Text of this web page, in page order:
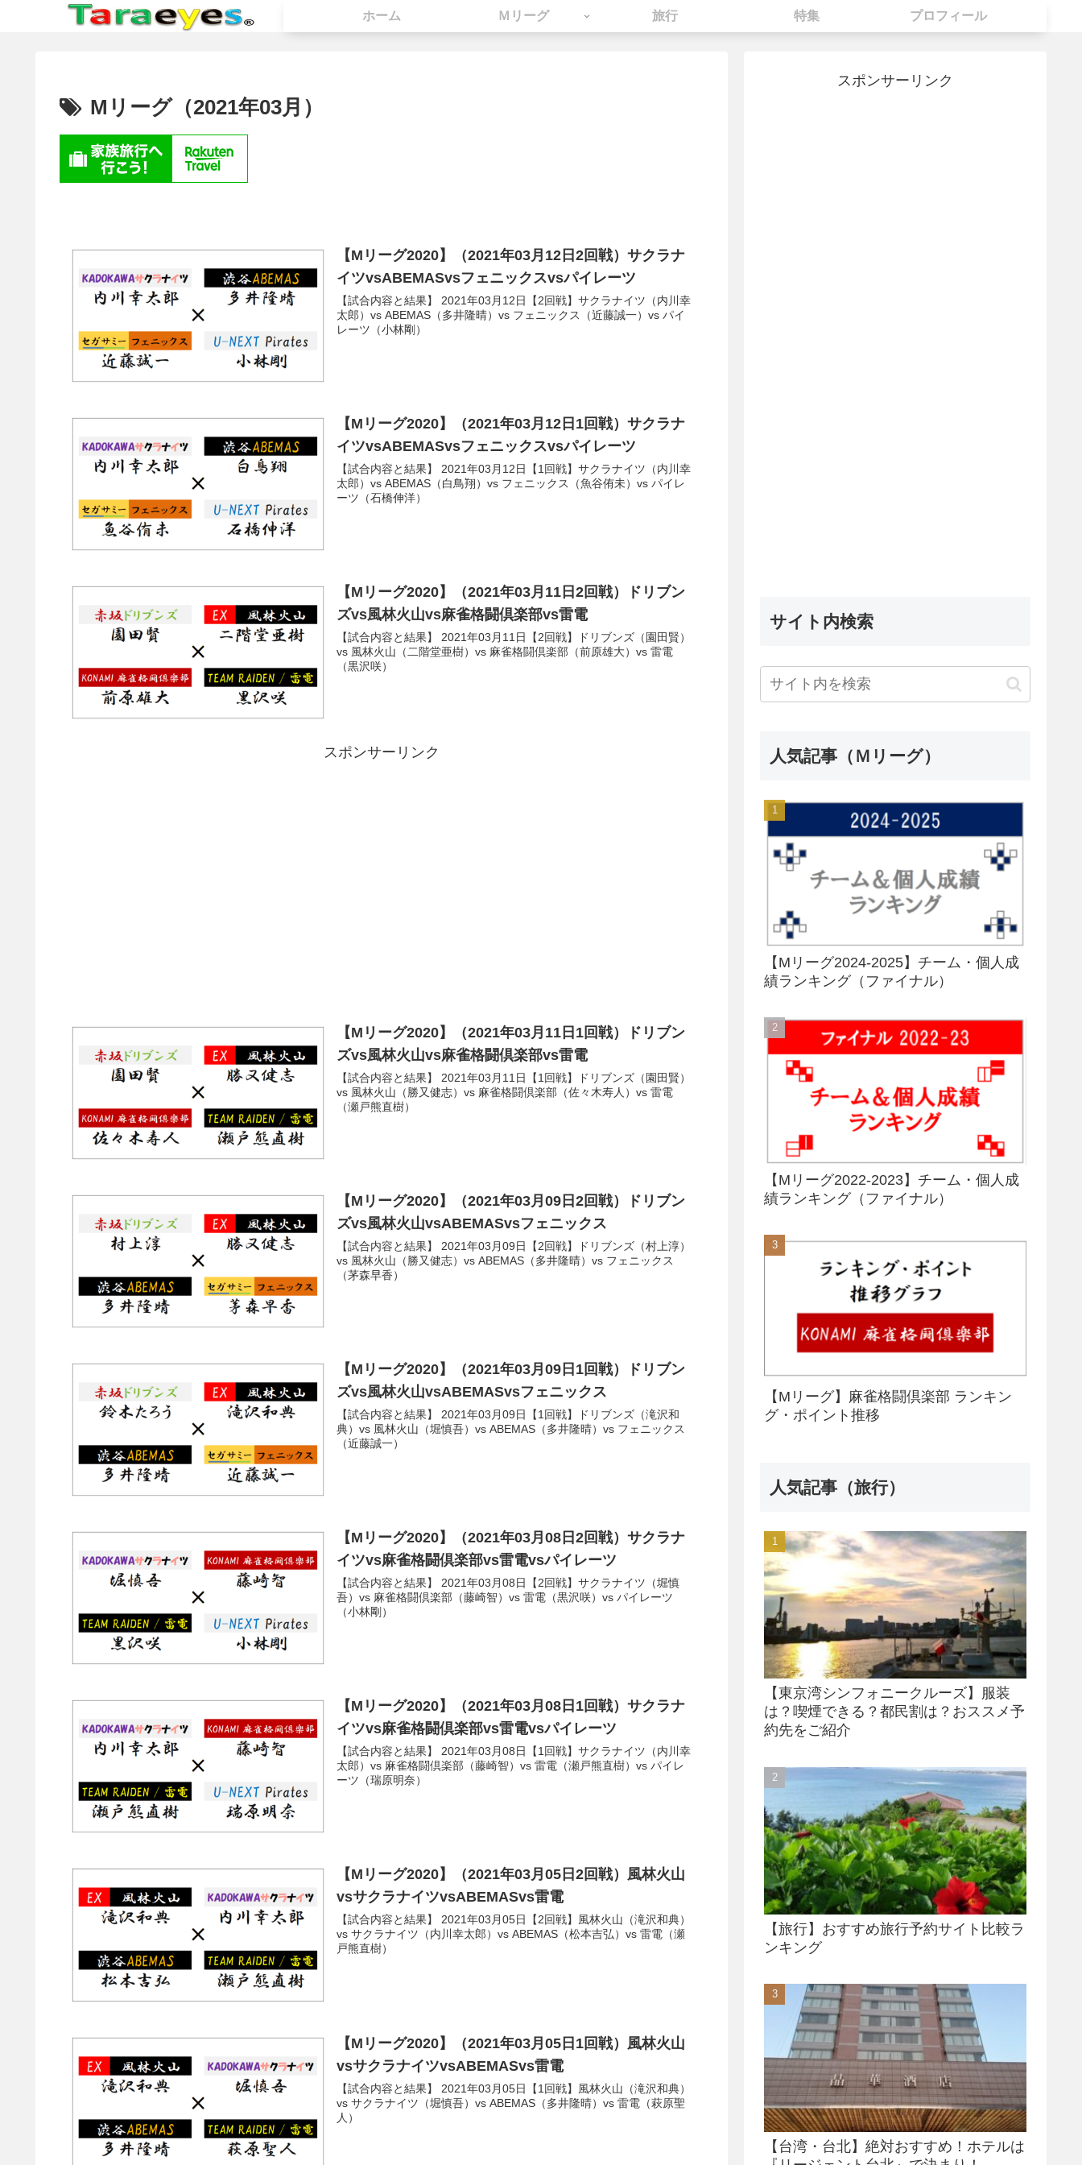
ホーム Ｍリーグ 旅行 特集 プロフィール
Mリーグ（2021年03月）
【Mリーグ2020】（2021年03月12日2回戦）サクラナ
イツvsABEMASvsフェニックスvsパイレーツ
【試合内容と結果】 2021年03月12日【2回戦】サクラナイツ（内川幸
太郎）vs ABEMAS（多井隆晴）vs フェニックス（近藤誠一）vs パイ
レーツ（小林剛）
【Mリーグ2020】（2021年03月12日1回戦）サクラナ
イツvsABEMASvsフェニックスvsパイレーツ
【試合内容と結果】 2021年03月12日【1回戦】サクラナイツ（内川幸
太郎）vs ABEMAS（白鳥翔）vs フェニックス（魚谷侑未）vs パイレ
ーツ（石橋伸洋）
【Mリーグ2020】（2021年03月11日2回戦）ドリブン
ズvs風林火山vs麻雀格闘倶楽部vs雷電
【試合内容と結果】 2021年03月11日【2回戦】ドリブンズ（園田賢）
vs 風林火山（二階堂亜樹）vs 麻雀格闘倶楽部（前原雄大）vs 雷電
（黒沢咲）
スポンサーリンク
【Mリーグ2020】（2021年03月11日1回戦）ドリブン
ズvs風林火山vs麻雀格闘倶楽部vs雷電
【試合内容と結果】 2021年03月11日【1回戦】ドリブンズ（園田賢）
vs 風林火山（勝又健志）vs 麻雀格闘倶楽部（佐々木寿人）vs 雷電
（瀬戸熊直樹）
【Mリーグ2020】（2021年03月09日2回戦）ドリブン
ズvs風林火山vsABEMASvsフェニックス
【試合内容と結果】 2021年03月09日【2回戦】ドリブンズ（村上淳）
vs 風林火山（勝又健志）vs ABEMAS（多井隆晴）vs フェニックス
（茅森早香）
【Mリーグ2020】（2021年03月09日1回戦）ドリブン
ズvs風林火山vsABEMASvsフェニックス
【試合内容と結果】 2021年03月09日【1回戦】ドリブンズ（滝沢和
典）vs 風林火山（堀慎吾）vs ABEMAS（多井隆晴）vs フェニックス
（近藤誠一）
【Mリーグ2020】（2021年03月08日2回戦）サクラナ
イツvs麻雀格闘倶楽部vs雷電vsパイレーツ
【試合内容と結果】 2021年03月08日【2回戦】サクラナイツ（堀慎
吾）vs 麻雀格闘倶楽部（藤崎智）vs 雷電（黒沢咲）vs パイレーツ
（小林剛）
【Mリーグ2020】（2021年03月08日1回戦）サクラナ
イツvs麻雀格闘倶楽部vs雷電vsパイレーツ
【試合内容と結果】 2021年03月08日【1回戦】サクラナイツ（内川幸
太郎）vs 麻雀格闘倶楽部（藤崎智）vs 雷電（瀬戸熊直樹）vs パイレ
ーツ（瑞原明奈）
【Mリーグ2020】（2021年03月05日2回戦）風林火山
vsサクラナイツvsABEMASvs雷電
【試合内容と結果】 2021年03月05日【2回戦】風林火山（滝沢和典）
vs サクラナイツ（内川幸太郎）vs ABEMAS（松本吉弘）vs 雷電（瀬
戸熊直樹）
【Mリーグ2020】（2021年03月05日1回戦）風林火山
vsサクラナイツvsABEMASvs雷電
【試合内容と結果】 2021年03月05日【1回戦】風林火山（滝沢和典）
vs サクラナイツ（堀慎吾）vs ABEMAS（多井隆晴）vs 雷電（萩原聖
人）
スポンサーリンク
サイト内検索
人気記事（Ｍリーグ）
【Mリーグ2024-2025】チーム・個人成
績ランキング（ファイナル）
【Mリーグ2022-2023】チーム・個人成
績ランキング（ファイナル）
【Mリーグ】麻雀格闘倶楽部 ランキン
グ・ポイント推移
人気記事（旅行）
【東京湾シンフォニークルーズ】服装
は？喫煙できる？都民割は？おススメ予
約先をご紹介
【旅行】おすすめ旅行予約サイト比較ラ
ンキング
【台湾・台北】絶対おすすめ！ホテルは